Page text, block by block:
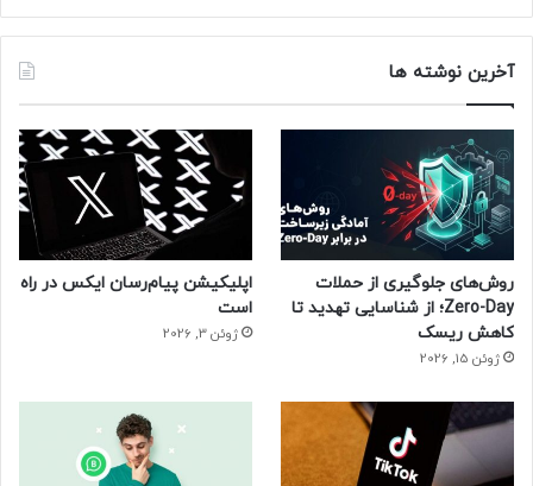
آخرین نوشته ها
روش‌های جلوگیری از حملات
Zero-Day؛ از شناسایی تهدید تا
کاهش ریسک
ژوئن 15, 2026
اپلیکیشن پیام‌رسان ایکس در راه
است
ژوئن 3, 2026